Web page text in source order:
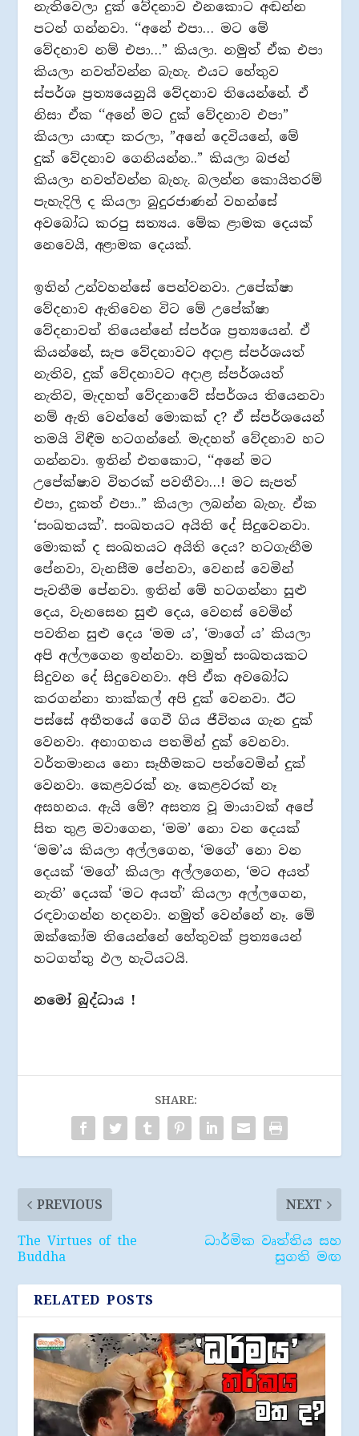
නැතිවෙලා දුක් වේදනාව එනකොට අඬන්න
පටන් ගන්නවා. ‘‘අනේ එපා… මට මේ
වේදනාව නම් එපා…” කියලා. නමුත් ඒක එපා
කියලා නවත්වන්න බැහැ. එයට හේතුව
ස්පර්ශ ප‍්‍රත්‍යයෙනුයි වේදනාව තියෙන්නේ. ඒ
නිසා ඒක ‘‘අනේ මට දුක් වේදනාව එපා”
කියලා යාඥා කරලා, ”අනේ දෙවියනේ, මේ
දුක් වේදනාව ගෙනියන්න..” කියලා බජන්
කියලා නවත්වන්න බැහැ. බලන්න කොයිතරම්
පැහැදිලි ද කියලා බුදුරජාණන් වහන්සේ
අවබෝධ කරපු සත්‍යය. මේක ළාමක දෙයක්
නෙවෙයි, අළාමක දෙයක්.
ඉතින් උන්වහන්සේ පෙන්වනවා. උපේක්ෂා
වේදනාව ඇතිවෙන විට මේ උපේක්ෂා
වේදනාවත් තියෙන්නේ ස්පර්ශ ප‍්‍රත්‍යයෙන්. ඒ
කියන්නේ, සැප වේදනාවට අදාළ ස්පර්ශයත්
නැතිව, දුක් වේදනාවට අදාළ ස්පර්ශයත්
නැතිව, මැදහත් වේදනාවේ ස්පර්ශය තියෙනවා
නම් ඇති වෙන්නේ මොකක් ද? ඒ ස්පර්ශයෙන්
තමයි විඳීම හටගන්නේ. මැදහත් වේදනාව හට
ගන්නවා. ඉතින් එතකොට, ‘‘අනේ මට
උපේක්ෂාව විතරක් පවතීවා…! මට සැපත්
එපා, දුකත් එපා..” කියලා ලබන්න බැහැ. ඒක
‘සංඛතයක්’. සංඛතයට අයිති දේ සිදුවෙනවා.
මොකක් ද සංඛතයට අයිති දෙය? හටගැනීම
පේනවා, වැනසීම පේනවා, වෙනස් වෙමින්
පැවතීම පේනවා. ඉතින් මේ හටගන්නා සුළු
දෙය, වැනසෙන සුළු දෙය, වෙනස් වෙමින්
පවතින සුළු දෙය ‘මම ය’, ‘මාගේ ය’ කියලා
අපි අල්ලගෙන ඉන්නවා. නමුත් සංඛතයකට
සිදුවන දේ සිදුවෙනවා. අපි ඒක අවබෝධ
කරගන්නා තාක්කල් අපි දුක් වෙනවා. ඊට
පස්සේ අතීතයේ ගෙවී ගිය ජීවිතය ගැන දුක්
වෙනවා. අනාගතය පතමින් දුක් වෙනවා.
වර්තමානය නො සෑහීමකට පත්වෙමින් දුක්
වෙනවා. කෙළවරක් නෑ. කෙළවරක් නෑ
අසහනය. ඇයි මේ? අසත්‍ය වූ මායාවක් අපේ
සිත තුළ මවාගෙන, ‘මම’ නො වන දෙයක්
‘මම’ය කියලා අල්ලගෙන, ‘මගේ’ නො වන
දෙයක් ‘මගේ’ කියලා අල්ලගෙන, ‘මට අයත්
නැති’ දෙයක් ‘මට අයත්’ කියලා අල්ලගෙන,
රඳවාගන්න හදනවා. නමුත් වෙන්නේ නෑ. මේ
ඔක්කෝම තියෙන්නේ හේතුවක් ප‍්‍රත්‍යයෙන්
හටගත්තු ඵල හැටියටයි.
නමෝ බුද්ධාය !
SHARE:
PREVIOUS
The Virtues of the
Buddha
NEXT
ධාර්මික වෘත්තිය සහ
සුගති මඟ
RELATED POSTS